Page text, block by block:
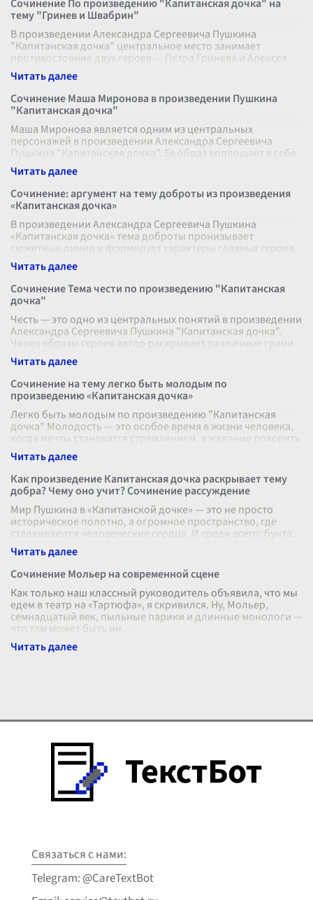
Сочинение По произведению "Капитанская дочка" на
тему "Гринев и Швабрин"
В произведении Александра Сергеевича Пушкина
"Капитанская дочка" центральное место занимает
противостояние двух героев — Петра Гринева и Алексея
Швабрина. Они представляют собой со
Сочинение Маша Миронова в произведении Пушкина
"Капитанская дочка"
Маша Миронова является одним из центральных
персонажей в произведении Александра Сергеевича
Пушкина "Капитанская дочка". Ее образ воплощает в себе
множество качеств, которые выделя
Сочинение: аргумент на тему доброты из произведения
«Капитанская дочка»
В произведении Александра Сергеевича Пушкина
«Капитанская дочка» тема доброты пронизывает
сюжетные линии и формирует характеры главных героев.
Доброта здесь рассматривается как важ
Сочинение Тема чести по произведению "Капитанская
дочка"
Честь — это одно из центральных понятий в произведении
Александра Сергеевича Пушкина "Капитанская дочка".
Через образы героев автор раскрывает различные грани
этого понятия, показы
Сочинение на тему легко быть молодым по
произведению «Капитанская дочка»
Легко быть молодым по произведению "Капитанская
дочка" Молодость — это особое время в жизни человека,
когда мечты становятся стремлением, а желание покорять
мир кажутся не просто
Как произведение Капитанская дочка раскрывает тему
добра? Чему оно учит? Сочинение рассуждение
Мир Пушкина в «Капитанской дочке» — это не просто
историческое полотно, а огромное пространство, где
сталкиваются человеческие сердца. И среди всего: бунта,
предательства, долга —
Сочинение Мольер на современной сцене
Как только наш классный руководитель объявила, что мы
едем в театр на «Тартюфа», я скривился. Ну, Мольер,
семнадцатый век, пыльные парики и длинные монологи —
что там может быть ин
Связаться с нами:
Telegram: @CareTextBot